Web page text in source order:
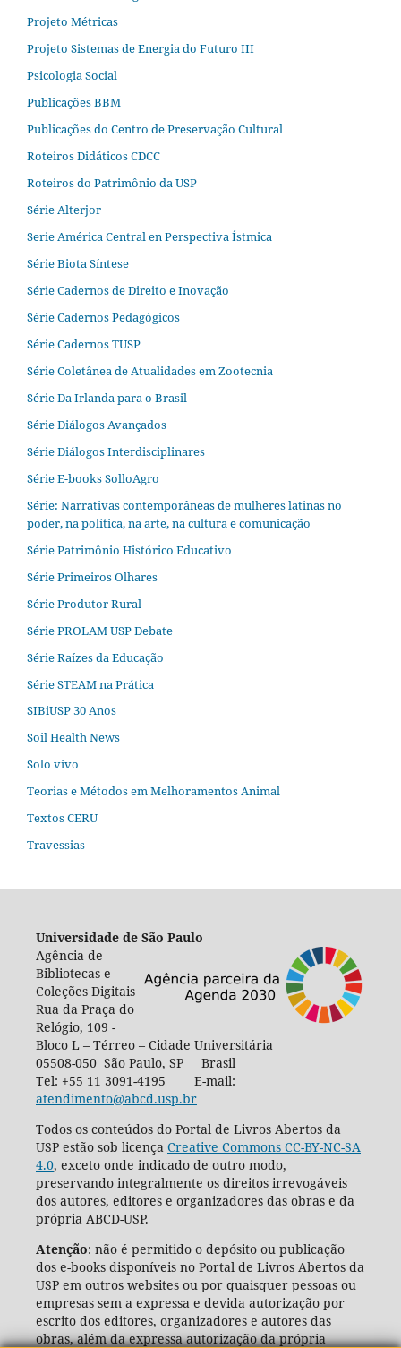
Projeto Métricas
Projeto Sistemas de Energia do Futuro III
Psicologia Social
Publicações BBM
Publicações do Centro de Preservação Cultural
Roteiros Didáticos CDCC
Roteiros do Patrimônio da USP
Série Alterjor
Serie América Central en Perspectiva Ístmica
Série Biota Síntese
Série Cadernos de Direito e Inovação
Série Cadernos Pedagógicos
Série Cadernos TUSP
Série Coletânea de Atualidades em Zootecnia
Série Da Irlanda para o Brasil
Série Diálogos Avançados
Série Diálogos Interdisciplinares
Série E-books SolloAgro
Série: Narrativas contemporâneas de mulheres latinas no
poder, na política, na arte, na cultura e comunicação
Série Patrimônio Histórico Educativo
Série Primeiros Olhares
Série Produtor Rural
Série PROLAM USP Debate
Série Raízes da Educação
Série STEAM na Prática
SIBiUSP 30 Anos
Soil Health News
Solo vivo
Teorias e Métodos em Melhoramentos Animal
Textos CERU
Travessias
Universidade de São Paulo
Agência de
Bibliotecas e
Coleções Digitais
Rua da Praça do
Relógio, 109 -
Bloco L – Térreo – Cidade Universitária
05508-050 São Paulo, SP Brasil
Tel: +55 11 3091-4195 E-mail:
atendimento@abcd.usp.br
Todos os conteúdos do Portal de Livros Abertos da
USP estão sob licença Creative Commons CC-BY-NC-SA
4.0, exceto onde indicado de outro modo,
preservando integralmente os direitos irrevogáveis
dos autores, editores e organizadores das obras e da
própria ABCD-USP.
Atenção: não é permitido o depósito ou publicação
dos e-books disponíveis no Portal de Livros Abertos da
USP em outros websites ou por quaisquer pessoas ou
empresas sem a expressa e devida autorização por
escrito dos editores, organizadores e autores das
obras, além da expressa autorização da própria